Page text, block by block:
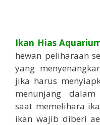
Ikan Hias
hewan peliharaan
yang
jika harus
menunjang
saat memelihara
ikan wajib diberi